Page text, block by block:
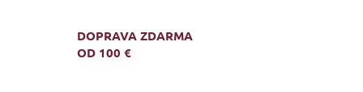
DOPRAVA ZDARMA
OD 100 €